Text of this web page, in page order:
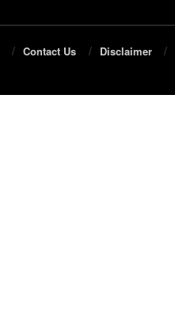
Contact Us Disclaimer